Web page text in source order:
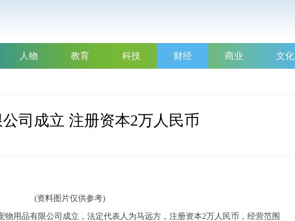
人物 教育 科技 财经 商业 文化
司成立 注册资本2万人民币
(资料图片仅供参考)
物用品有限公司成立，法定代表人为马远方，注册资本2万人民币，经营范围